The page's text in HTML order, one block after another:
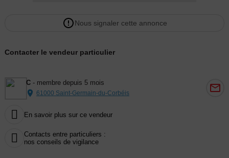
Nous signaler cette annonce
Contacter le vendeur particulier
C- membre depuis 5 mois
61000 Saint-Germain-du-Corbéis
 En savoir plus sur ce vendeur

Contacts entre particuliers :
nos conseils de vigilance